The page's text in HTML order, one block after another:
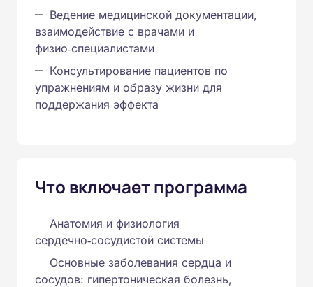
Ведение медицинской документации,
взаимодействие с врачами и
физио‑специалистами
Консультирование пациентов по
упражнениям и образу жизни для
поддержания эффекта
Что включает программа
Анатомия и физиология
сердечно‑сосудистой системы
Основные заболевания сердца и
сосудов: гипертоническая болезнь,